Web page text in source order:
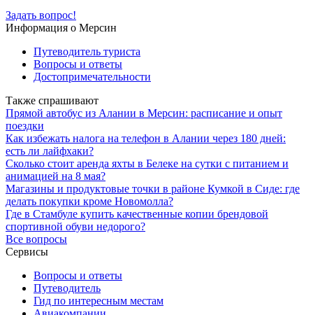
Задать вопрос!
Информация о Мерсин
Путеводитель туриста
Вопросы и ответы
Достопримечательности
Также спрашивают
Прямой автобус из Алании в Мерсин: расписание и опыт
поездки
Как избежать налога на телефон в Алании через 180 дней:
есть ли лайфхаки?
Сколько стоит аренда яхты в Белеке на сутки с питанием и
анимацией на 8 мая?
Магазины и продуктовые точки в районе Кумкой в Сиде: где
делать покупки кроме Новомолла?
Где в Стамбуле купить качественные копии брендовой
спортивной обуви недорого?
Все вопросы
Сервисы
Вопросы и ответы
Путеводитель
Гид по интересным местам